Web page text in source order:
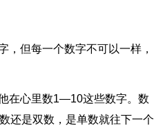
，但每一个数字不可以一样，
在心里数1—10这些数字。数
还是双数，是单数就往下一个